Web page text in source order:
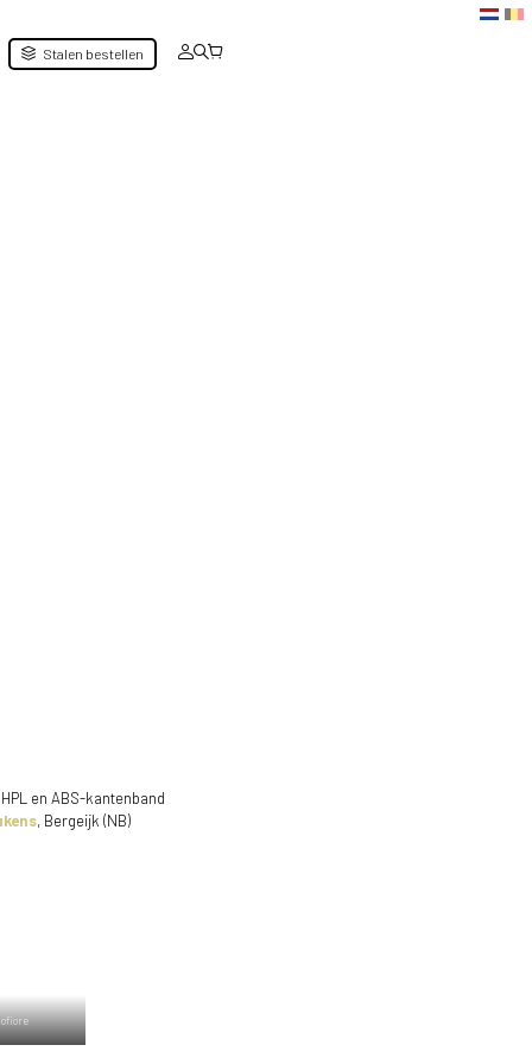
Stalen bestellen
en ABS-kantenband
, Bergeijk (NB)